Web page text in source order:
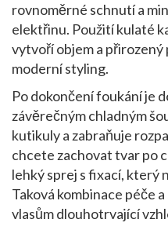
rovnoměrné schnutí a
elektřinu. Použití kulaté
vytvoří objem a
moderní styling.
Po dokončení foukání je
závěrečným chladným
kutikuly a zabraňuje
chcete zachovat tvar po
lehký sprej s fixací, který
Taková kombinace péče
vlasůmdlouhotrvající